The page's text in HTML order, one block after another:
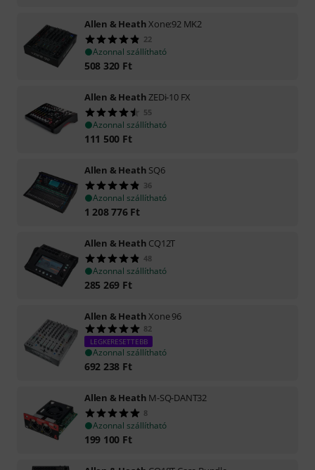
Allen & HeathXone:92 MK2
22
Azonnal szállítható
508 320 Ft
Allen & Heath ZEDi-10 FX
55
Azonnal szállítható
111 500 Ft
Allen & Heath SQ6
36
Azonnal szállítható
1 208 776 Ft
Allen & Heath CQ12T
48
Azonnal szállítható
285 269 Ft
Allen & HeathXone 96
82
LEGKERESETTEBB
Azonnal szállítható
692 238 Ft
Allen & Heath M-SQ-DANT32
8
Azonnal szállítható
199 100 Ft